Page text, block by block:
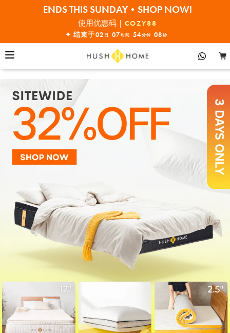
全线7折!
满 $10000•全单68折
ENDS THIS SUNDAY•SHOP NOW!
全线7折!
使用优惠码 | COZY88
✦ 结束于02 日 07 时间 54分钟 07 秒